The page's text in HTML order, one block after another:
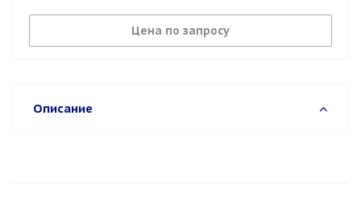
Цена по запросу
Описание